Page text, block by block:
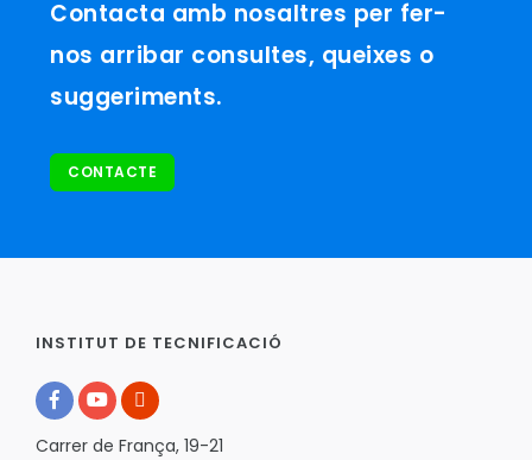
Contacta amb nosaltres per fer-
nos arribar consultes, queixes o
suggeriments.
CONTACTE
INSTITUT DE TECNIFICACIÓ
Carrer de França, 19-21